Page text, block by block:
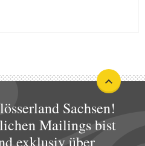
Sachsen!
Mailings bist
exklusiv über